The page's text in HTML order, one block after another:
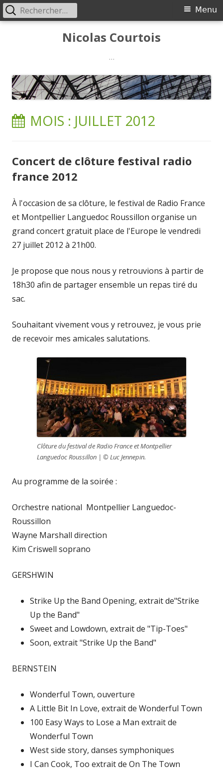
Nicolas Courtois
…
Menu
Menu
Rechercher :
MOIS : JUILLET 2012
Concert de clôture festival radio
france 2012
À l'occasion de sa clôture, le festival de Radio France
et Montpellier Languedoc Roussillon organise un
grand concert gratuit place de l'Europe le vendredi
27 juillet 2012 à 21h00.
Je propose que nous nous y retrouvions à partir de
18h30 afin de partager ensemble un repas tiré du
sac.
Souhaitant vivement vous y retrouvez, je vous prie
de recevoir mes amicales salutations.
Clôture du festival de Radio France et Montpellier
Languedoc Roussillon | © Luc Jennepin.
Au programme de la soirée :
Orchestre national Montpellier Languedoc-
Roussillon
Wayne Marshall direction
Kim Criswell soprano
GERSHWIN
Strike Up the Band Opening, extrait de"Strike
Up the Band"
Sweet and Lowdown, extrait de "Tip-Toes"
Soon, extrait "Strike Up the Band"
BERNSTEIN
Wonderful Town, ouverture
A Little Bit In Love, extrait de Wonderful Town
100 Easy Ways to Lose a Man extrait de
Wonderful Town
West side story, danses symphoniques
I Can Cook, Too extrait de On The Town